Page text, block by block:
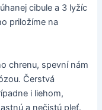
cibule a 3 lyžíc
priložíme na
chrenu, spevní nám
Čerstvá
i liehom,
a nečistú pleť.